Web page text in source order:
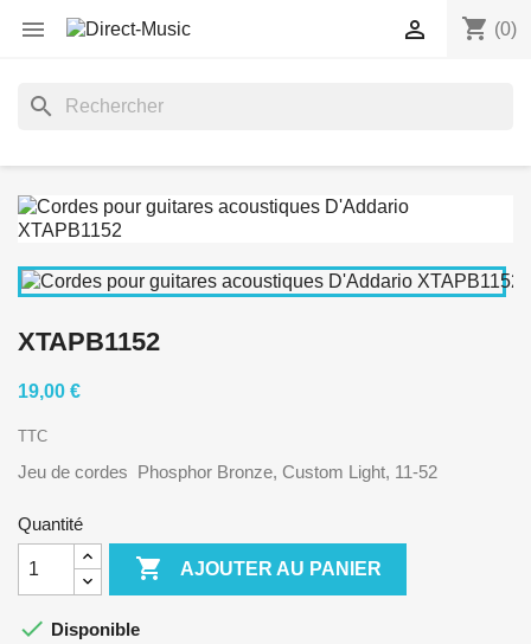
 shopping_cart (0)

search
XTAPB1152
19,00 €
TTC
Jeu de cordes Phosphor Bronze, Custom Light, 11-52
Quantité
 AJOUTER AU PANIER
 Disponible